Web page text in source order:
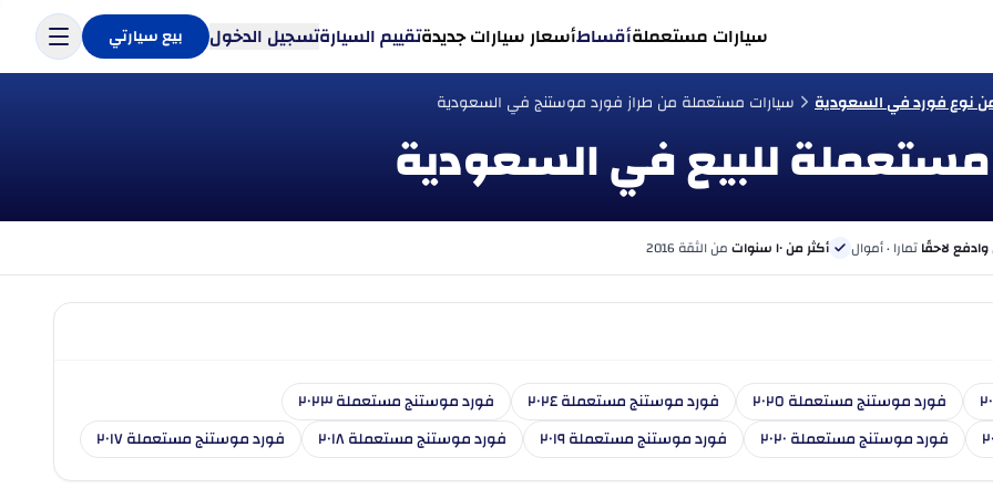
سيارات مستعملةأقساطأسعار سيارات جديدةتقييم السيارةتسجيل الدخول بيع سيارتي
نوع فورد في السعودية سيارات مستعملة من طراز فورد موستنج في السعودية
وادفع لاحقًاتمارا · أموال أكثر من ١٠ سنوات من الثقة 2016
فورد موستنج مستعملة ٢٠٢٥ فورد موستنج مستعملة ٢٠٢٤
فورد موستنج مستعملة ٢٠٢٣
فورد موستنج مستعملة ٢٠٢٠
فورد موستنج مستعملة ٢٠١٩ فورد موستنج مستعملة ٢٠١٨ فورد موستنج مستعملة ٢٠١٧